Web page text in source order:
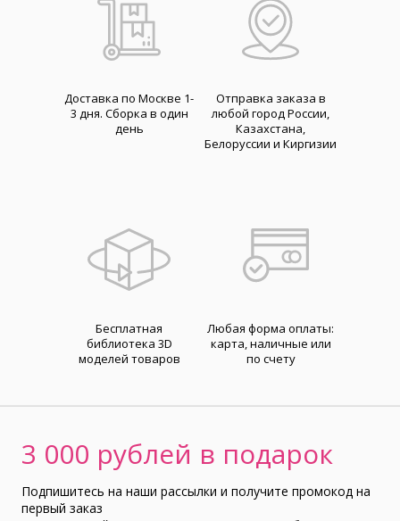
Доставка по Москве 1-
3 дня. Cборка в один
день
Отправка заказа в
любой город России,
Казахстана,
Белоруссии и Киргизии
Бесплатная
библиотека 3D
моделей товаров
Любая форма оплаты:
карта, наличные или
по счету
3 000 рублей в подарок
Подпишитесь на наши рассылки и получите промокод на
первый заказ